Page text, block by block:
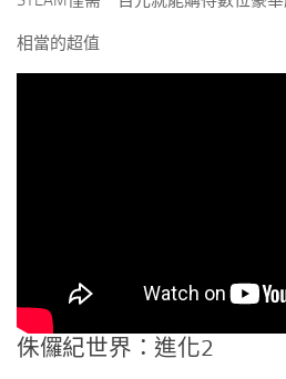
相當的超值
侏儸紀世界：進化2